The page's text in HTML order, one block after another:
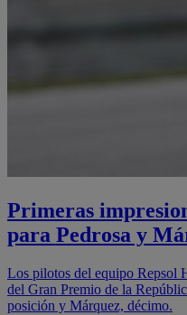
Primeras
para Pedrosa y
Los pilotos del equipo Repsol
del Gran Premio de la
posición y Márquez, décimo.